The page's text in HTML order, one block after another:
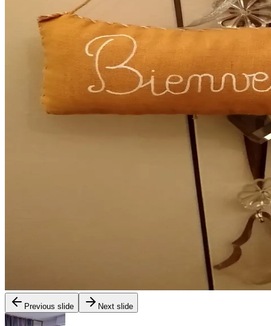
Previous slide Next slide